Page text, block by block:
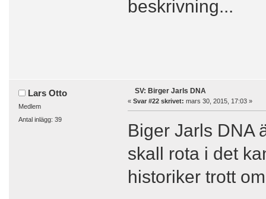
beskrivning...
Lars Otto
Medlem
Antal inlägg: 39
SV: Birger Jarls DNA
« Svar #22 skrivet: mars 30, 2015, 17:03 »
Biger Jarls DNA
skall rota i det
historiker trott